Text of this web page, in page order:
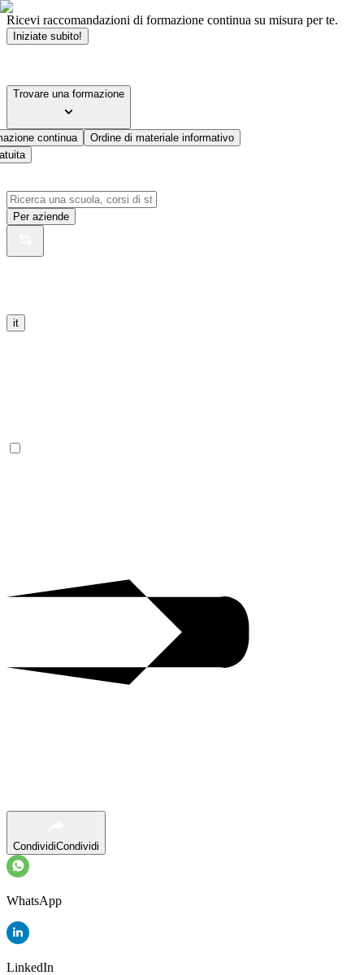
Ricevi raccomandazioni di formazione continua su misura per te.
Iniziate subito!
Trovare una formazione
continua
Ordine di materiale informativo
Per aziende
it
CondividiCondividi
WhatsApp
LinkedIn